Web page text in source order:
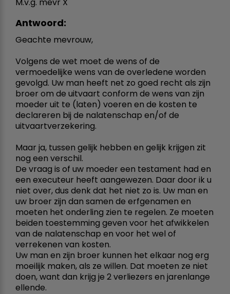
Antwoord:
Geachte mevrouw,
Volgens de wet moet de wens of de
vermoedelijke wens van de overledene worden
gevolgd. Uw man heeft net zo goed recht als zijn
broer om de uitvaart conform de wens van zijn
moeder uit te (laten) voeren en de kosten te
declareren bij de nalatenschap en/of de
uitvaartverzekering.
Maar ja, tussen gelijk hebben en gelijk krijgen zit
nog een verschil.
De vraag is of uw moeder een testament had en
een executeur heeft aangewezen. Daar door ik u
niet over, dus denk dat het niet zo is. Uw man en
uw broer zijn dan samen de erfgenamen en
moeten het onderling zien te regelen. Ze moeten
beiden toestemming geven voor het afwikkelen
van de nalatenschap en voor het wel of
verrekenen van kosten.
Uw man en zijn broer kunnen het elkaar nog erg
moeilijk maken, als ze willen. Dat moeten ze niet
doen, want dan krijg je 2 verliezers en jarenlange
ellende.